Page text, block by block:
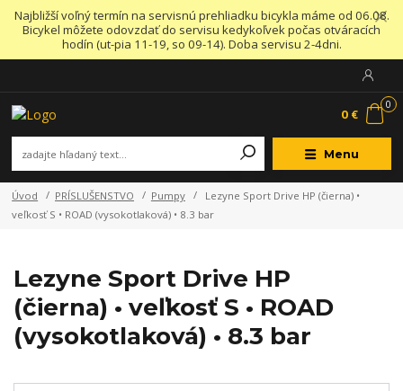
Najbližší voľný termín na servisnú prehliadku bicykla máme od 06.08.
Bicykel môžete odovzdať do servisu kedykoľvek počas otváracích
hodín (ut-pia 11-19, so 09-14). Doba servisu 2-4dni.
Menu
0
0 €
Úvod PRÍSLUŠENSTVO Pumpy
Lezyne Sport Drive HP (čierna) •
veľkosť S • ROAD (vysokotlaková) • 8.3 bar
Lezyne Sport Drive HP
(čierna) • veľkosť S • ROAD
(vysokotlaková) • 8.3 bar